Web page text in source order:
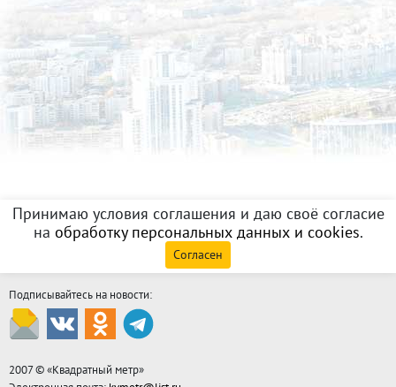
Принимаю условия соглашения и даю своё согласие
на обработку персональных данных и cookies.
Согласен
Подписывайтесь на новости:
2007 © «Квадратный метр»